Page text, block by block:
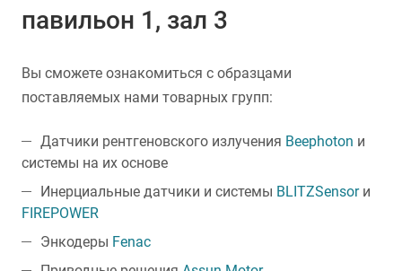
павильон 1, зал 3
Вы сможете ознакомиться с образцами
поставляемых нами товарных групп:
Датчики рентгеновского излучения Beephoton и
системы на их основе
Инерциальные датчики и системы BLITZSensorи
FIREPOWER
Энкодеры Fenac